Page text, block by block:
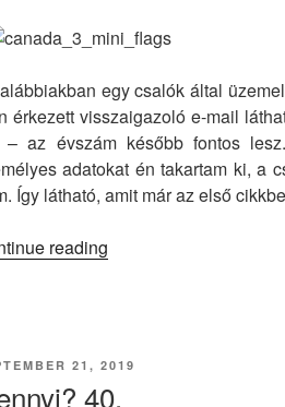
egy csalók által
érkezett visszaigazoló e-mail
– az évszám később fontos
adatokat én takartam ki, a
Így látható, amit már az első
reading
21, 2019
40.